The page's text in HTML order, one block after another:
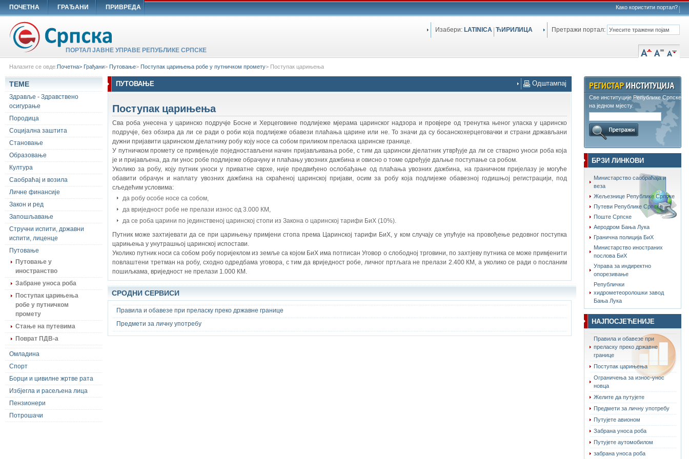
ПОЧЕТНА ГРАЂАНИ ПРИВРЕДА Како користити портал?
ПОРТАЛ ЈАВНЕ УПРАВЕ РЕПУБЛИКЕ СРПСКЕ
Изабери: LATINICA ЋИРИЛИЦА Претражи портал:
Налазите се овде:Почетна> Грађани> Путовање> Поступак царињења робе у путничком промету> Поступак царињења
ПУТОВАЊЕ Одштампај
Поступак царињења
Сва роба унесена у царинско подручје Босне и Херцеговине подлијеже мјерама царинског надзора и провјере од тренутка њеног уласка у царинско
подручје, без обзира да ли се ради о роби која подлијеже обавези плаћања царине или не. То значи да су босанскохерцеговачки и страни држављани
дужни пријавити царинском дјелатнику робу коју носе са собом приликом преласка царинске границе.
У путничком промету се примјењује поједностављени начин пријављивања робе, с тим да царински дјелатник утврђује да ли се стварно уноси роба која
је и пријављена, да ли унос робе подлијеже обрачуну и плаћању увозних дажбина и овисно о томе одређује даљње поступање са робом.
Уколико за робу, коју путник уноси у приватне сврхе, није предвиђено ослобађање од плаћања увозних дажбина, на граничном пријелазу је могуће
обавити обрачун и наплату увозних дажбина на скраћеној царинској пријави, осим за робу која подлијеже обавезној годишњој регистрацији, под
сљедећим условима:
да робу особе носе са собом,
да вриједност робе не прелази износ од 3.000 КМ,
да се роба царини по јединственој царинској стопи из Закона о царинској тарифи БиХ (10%).
Путник може захтијевати да се при царињењу примјени стопа према Царинској тарифи БиХ, у ком случају се упућује на провођење редовног поступка
царињења у унутрашњој царинској испостави.
Уколико путник носи са собом робу поријеклом из земље са којом БиХ има потписан Уговор о слободној трговини, по захтјеву путника се може примјенити
повлаштени третман на робу, сходно одредбама уговора, с тим да вриједност робе, личног пртљага не прелази 2.400 КМ, а уколико се ради о посланим
пошиљкама, вриједност не прелази 1.000 КМ.
СРОДНИ СЕРВИСИ
Правила и обавезе при преласку преко државне границе
Предмети за личну употребу
ТЕМЕ
Здравље - Здравствено
осигурање
Породица
Социјална заштита
Становање
Образовање
Култура
Саобраћај и возила
Личне финансије
Закон и ред
Запошљавање
Стручни испити, државни
испити, лиценце
Путовање
Путовање у
иностранство
Забране уноса роба
Поступак царињења
робе у путничком
промету
Стање на путевима
Поврат ПДВ-а
Омладина
Спорт
Борци и цивилне жртве рата
Избјегла и расељена лица
Пензионери
Потрошачи
Све институције Републике Српске
на једном мјесту.
БРЗИ ЛИНКОВИ
Министарство саобраћаја и
веза
Жељезнице Републике Српске
Путеви Републике Српске
Поште Српске
Аеродром Бања Лука
Гранична полиција БиХ
Министарство иностраних
послова БиХ
Управа за индиректно
опорезивање
Републички
хидрометеоролошки завод
Бања Лука
НАЈПОСЈЕЋЕНИЈЕ
Правила и обавезе при
преласку преко државне
границе
Поступак царињења
Ограничења за износ-унос
новца
Желите да путујете
Предмети за личну употребу
Путујете авионом
Забрана уноса роба
Путујете аутомобилом
забрана уноса роба